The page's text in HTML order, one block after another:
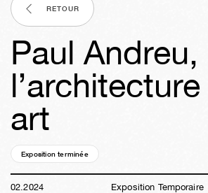
RETOUR
Paul Andreu,
art
Exposition terminée
02.2024 Exposition Temporaire